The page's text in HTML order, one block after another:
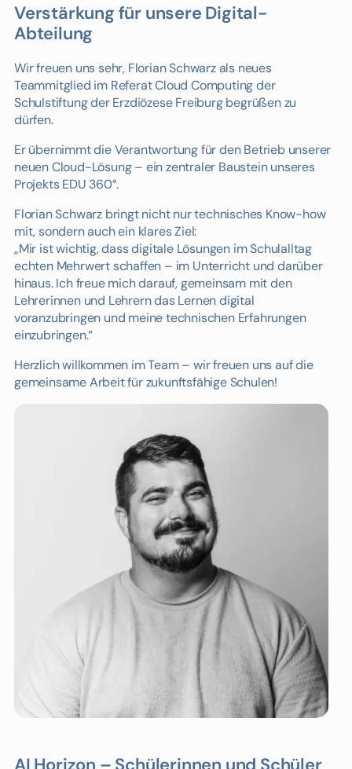
Verstärkung für unsere Digital-
Abteilung
Wir freuen uns sehr, Florian Schwarz als neues
Teammitglied im Referat Cloud Computing der
Schulstiftung der Erzdiözese Freiburg begrüßen zu
dürfen.
Er übernimmt die Verantwortung für den Betrieb unserer
neuen Cloud-Lösung – ein zentraler Baustein unseres
Projekts EDU 360°.
Florian Schwarz bringt nicht nur technisches Know-how
mit, sondern auch ein klares Ziel:
„Mir ist wichtig, dass digitale Lösungen im Schulalltag
echten Mehrwert schaffen – im Unterricht und darüber
hinaus. Ich freue mich darauf, gemeinsam mit den
Lehrerinnen und Lehrern das Lernen digital
voranzubringen und meine technischen Erfahrungen
einzubringen.“
Herzlich willkommen im Team – wir freuen uns auf die
gemeinsame Arbeit für zukunftsfähige Schulen!
AI Horizon – Schülerinnen und Schüler